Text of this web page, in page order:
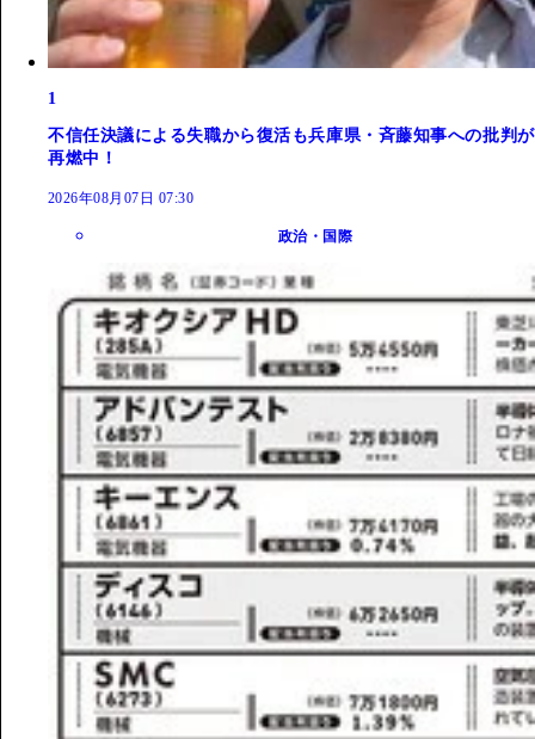
1
不信任決議による失職から復活も兵庫県・斉藤知事への批判が
再燃中！
2026年08月07日 07:30
政治・国際